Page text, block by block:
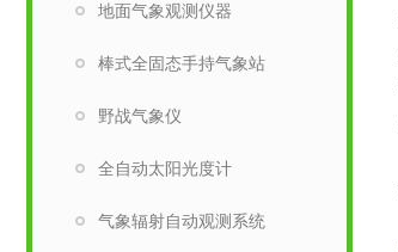
地面气象观测仪器
棒式全固态手持气象站
野战气象仪
全自动太阳光度计
气象辐射自动观测系统